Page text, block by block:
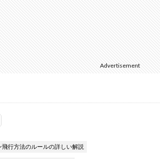
Advertisement
飛行方法のルールの詳しい解説